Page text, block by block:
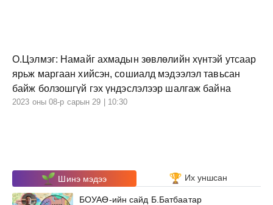
О.Цэлмэг: Намайг ахмадын зөвлөлийн хүнтэй утсаар
ярьж маргаан хийсэн, сошиалд мэдээлэл тавьсан
байж болзошгүй гэх үндэслэлээр шалгаж байна
2023 оны 08-р сарын 29 | 10:30
Шинэ мэдээ Их уншсан
БОУАӨ-ийн сайд Б.Батбаатар